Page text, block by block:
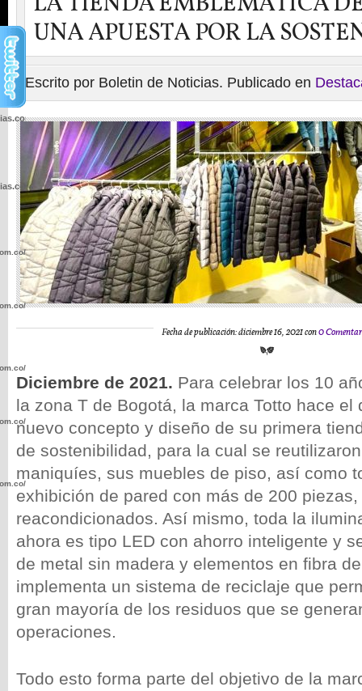
UNA APUESTA POR LA
Escrito por Boletin de Noticias. Publicado en
Fecha de publicación: diciembre 16, 2021 con0
Diciembre de 2021. Para celebrar los 10
la zona T de Bogotá, la marca Totto hace el
nuevo concepto y diseño de su primera
de sostenibilidad, para la cual se
maniquíes, sus muebles de piso, así como
exhibición de pared con más de 200
reacondicionados. Así mismo, toda la
ahora es tipo LED con ahorro inteligente y
de metal sin madera y elementos en fibra
implementa un sistema de reciclaje que
gran mayoría de los residuos que se
operaciones.
Todo esto forma parte del objetivo de la
wp-
wp-
wp-
wp-
wp-
wp-
wp-
wp-
wp-